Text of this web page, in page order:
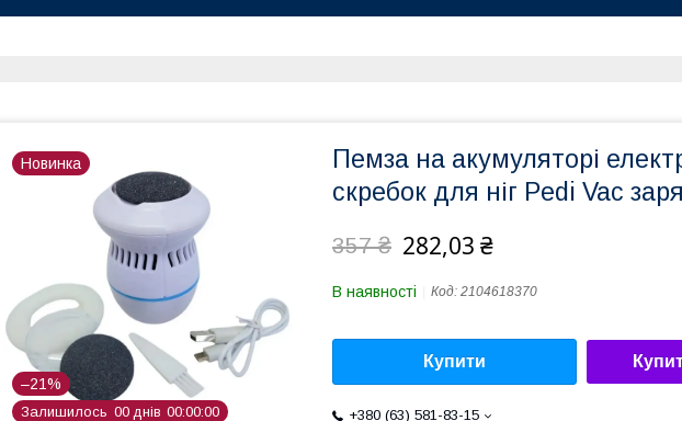
Новинка
–21%
Залишилось 00 днів 00 00 00
Пемза на акумуляторі
скребок для ніг Pedi Vac
357 ₴ 282,03 ₴
В наявності Код: 2104618370
Купити
+380 (63) 581-83-15